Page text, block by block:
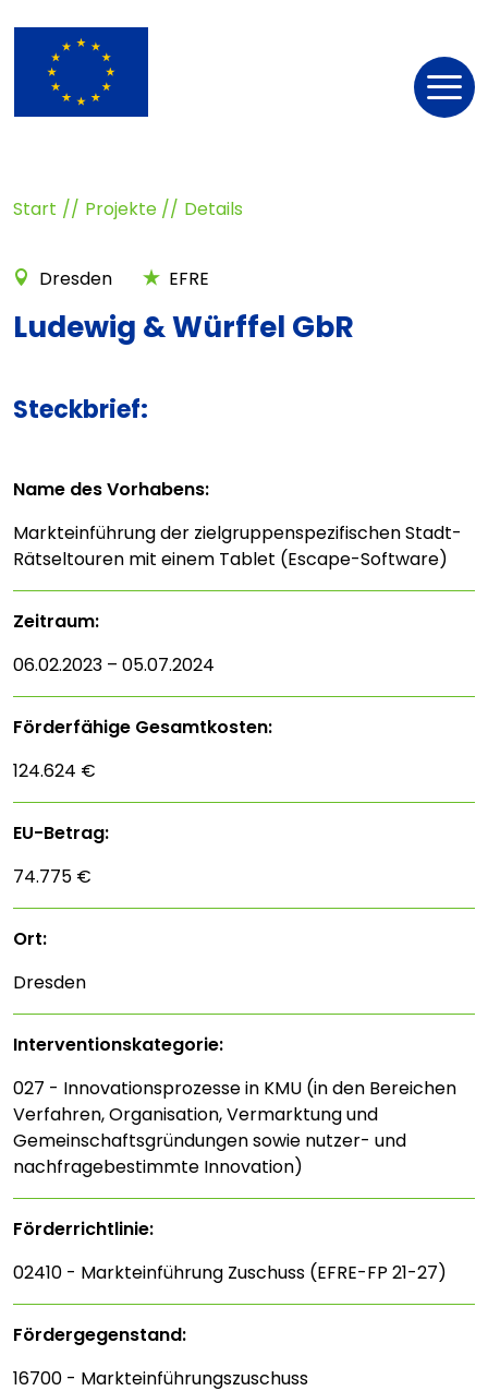
Start Projekte Details
Dresden EFRE
Ludewig & Würffel GbR
Steckbrief:
Name des Vorhabens:
Markteinführung der zielgruppenspezifischen Stadt-
Rätseltouren mit einem Tablet (Escape-Software)
Zeitraum:
06.02.2023 – 05.07.2024
Förderfähige Gesamtkosten:
124.624 €
EU-Betrag:
74.775 €
Ort:
Dresden
Interventions­kategorie:
027 - Innovationsprozesse in KMU (in den Bereichen
Verfahren, Organisation, Vermarktung und
Gemeinschaftsgründungen sowie nutzer- und
nachfragebestimmte Innovation)
Förderrichtlinie:
02410 - Markteinführung Zuschuss (EFRE-FP 21-27)
Fördergegenstand:
16700 - Markteinführungszuschuss